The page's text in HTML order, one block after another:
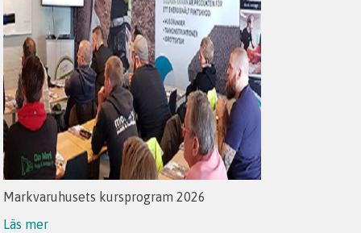
Markvaruhusets kursprogram 2026
Läs mer